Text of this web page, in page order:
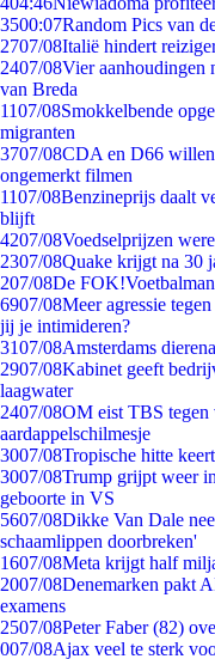
3500:07Random Pics van
2707/08Italië hindert
2407/08Vier aanhoudingen
van Breda
1107/08Smokkelbende
migranten
3707/08CDA en D66
ongemerkt filmen
1107/08Benzineprijs daalt
blijft
4207/08Voedselprijzen
2307/08Quake krijgt na 30
207/08De
6907/08Meer agressie
jij je intimideren?
3107/08Amsterdams
2907/08Kabinet geeft
laagwater
2407/08OM eist TBS tegen
aardappelschilmesje
3007/08Tropische hitte
3007/08Trump grijpt weer
geboorte in VS
5607/08Dikke Van Dale
schaamlippen doorbreken'
1607/08Meta krijgt half
2007/08Denemarken pakt
examens
2507/08Peter Faber (82)
007/08Ajax veel te sterk